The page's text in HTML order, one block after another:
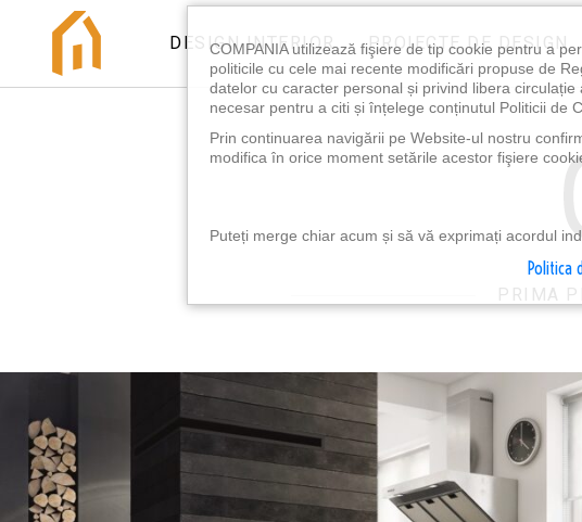
DESIGN INTERIOR PROIECTE DE DESIGN
PRIMA
COMPANIA utilizează fişiere de tip cookie pentru a
politicile cu cele mai recente modificări propuse de
datelor cu caracter personal și privind libera
necesar pentru a citi și înțelege conținutul Politicii de
Prin continuarea navigării pe Website-ul nostru
modifica în orice moment setările acestor fişiere
Puteți merge chiar acum și să vă exprimați acordul
Politica